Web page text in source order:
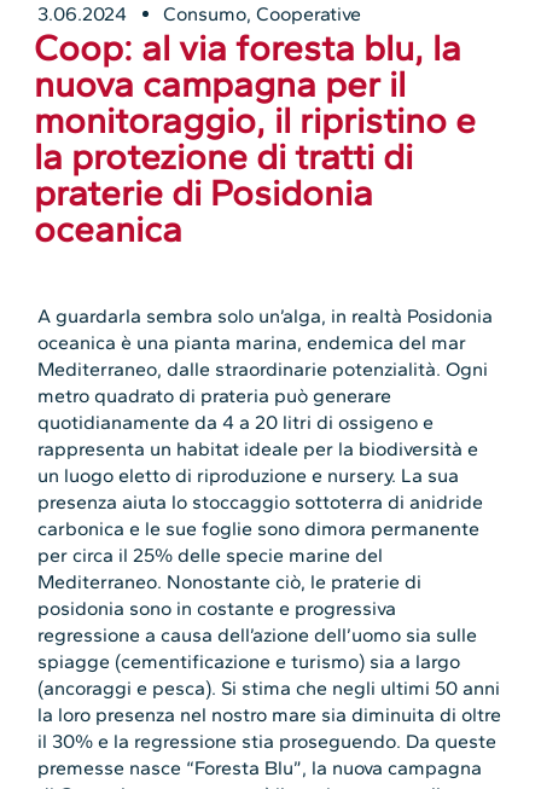
3.06.2024 Consumo,Cooperative
Coop: al via foresta blu, la
nuova campagna per il
monitoraggio, il ripristino e
la protezione di tratti di
praterie di Posidonia
oceanica
A guardarla sembra solo un’alga, in realtà Posidonia
oceanica è una pianta marina, endemica del mar
Mediterraneo, dalle straordinarie potenzialità. Ogni
metro quadrato di prateria può generare
quotidianamente da 4 a 20 litri di ossigeno e
rappresenta un habitat ideale per la biodiversità e
un luogo eletto di riproduzione e nursery. La sua
presenza aiuta lo stoccaggio sottoterra di anidride
carbonica e le sue foglie sono dimora permanente
per circa il 25% delle specie marine del
Mediterraneo. Nonostante ciò, le praterie di
posidonia sono in costante e progressiva
regressione a causa dell’azione dell’uomo sia sulle
spiagge (cementificazione e turismo) sia a largo
(ancoraggi e pesca). Si stima che negli ultimi 50 anni
la loro presenza nel nostro mare sia diminuita di oltre
il 30% e la regressione stia proseguendo. Da queste
premesse nasce “Foresta Blu”, la nuova campagna